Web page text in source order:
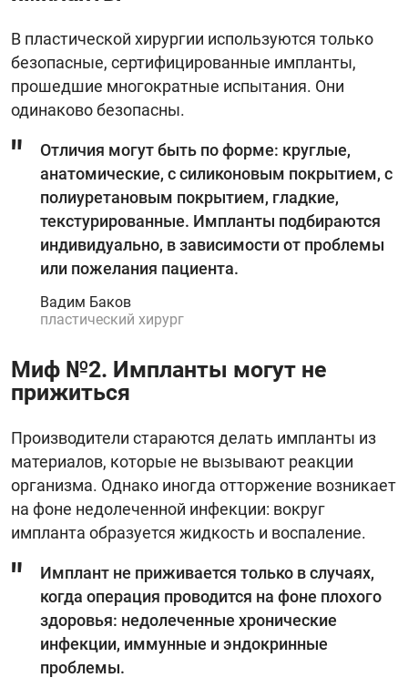
В пластической хирургии используются только
безопасные, сертифицированные импланты,
прошедшие многократные испытания. Они
одинаково безопасны.
Отличия могут быть по форме: круглые,
анатомические, с силиконовым покрытием, с
полиуретановым покрытием, гладкие,
текстурированные. Импланты подбираются
индивидуально, в зависимости от проблемы
или пожелания пациента.
Вадим Баков
пластический хирург
Миф №2. Импланты могут не
прижиться
Производители стараются делать импланты из
материалов, которые не вызывают реакции
организма. Однако иногда отторжение возникает
на фоне недолеченной инфекции: вокруг
импланта образуется жидкость и воспаление.
Имплант не приживается только в случаях,
когда операция проводится на фоне плохого
здоровья: недолеченные хронические
инфекции, иммунные и эндокринные
проблемы.